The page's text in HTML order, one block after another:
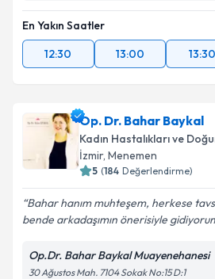
En Yakın Saatler
12:30
13:00 13:30
Op. Dr. Bahar Baykal
Kadın Hastalıkları ve
İzmir, Menemen
5 (184 Değerlendirme)
Bahar hanım muhteşem, herkese
bende arkadaşımın önerisiyle
Op.Dr. Bahar Baykal Muayenehanesi
30 Ağustos Mah. 7104 Sokak No:15 D:1